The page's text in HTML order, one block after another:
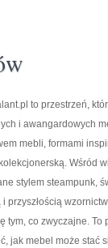
to przestrzeń,
i awangardowych
mebli, formami
Wśród
stylem steampunk,
przyszłością
tym, co zwyczajne.
jak mebel może stać